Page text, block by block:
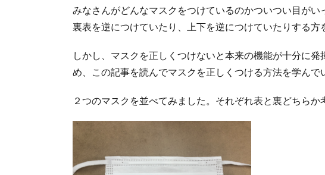
みなさんがどんなマスクをつけているのかついつい目が
裏表を逆につけていたり、上下を逆につけていたりする方
しかし、マスクを正しくつけないと本来の機能が十分に
め、この記事を読んでマスクを正しくつける方法を学んで
２つのマスクを並べてみました。それぞれ表と裏どちらか